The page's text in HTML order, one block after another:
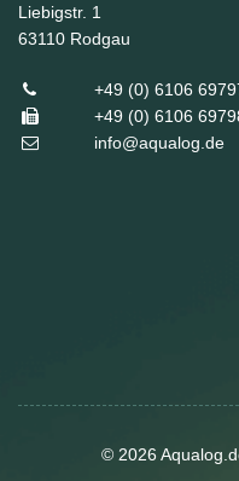
Liebigstr. 1
63110 Rodgau
+49 (0) 6106
+49 (0) 6106
info@aqualog.de
© 2026